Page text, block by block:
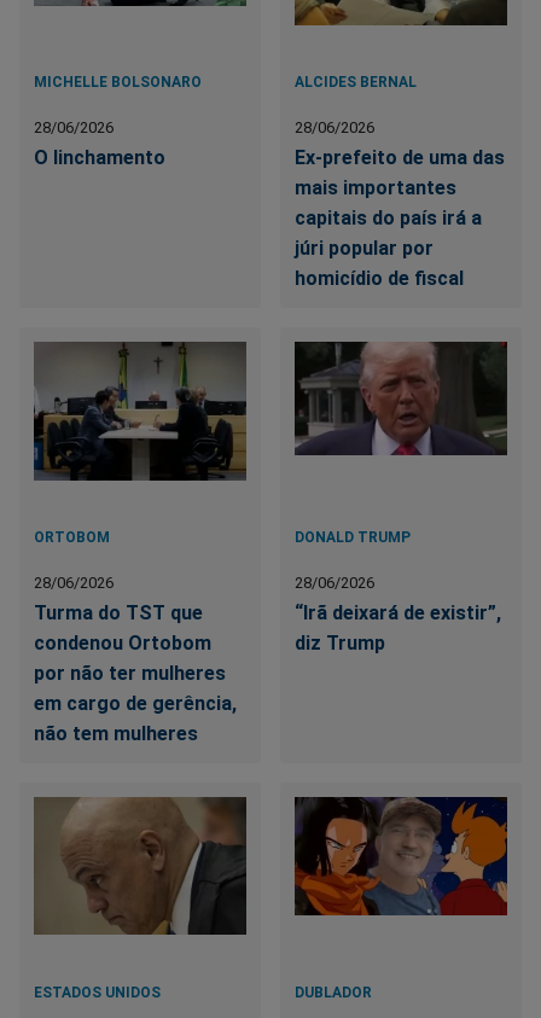
MICHELLE BOLSONARO
28/06/2026
O linchamento
ALCIDES BERNAL
28/06/2026
Ex-prefeito de uma das
mais importantes
capitais do país irá a
júri popular por
homicídio de fiscal
ORTOBOM
28/06/2026
Turma do TST que
condenou Ortobom
por não ter mulheres
em cargo de gerência,
não tem mulheres
DONALD TRUMP
28/06/2026
“Irã deixará de existir”,
diz Trump
ESTADOS UNIDOS DUBLADOR